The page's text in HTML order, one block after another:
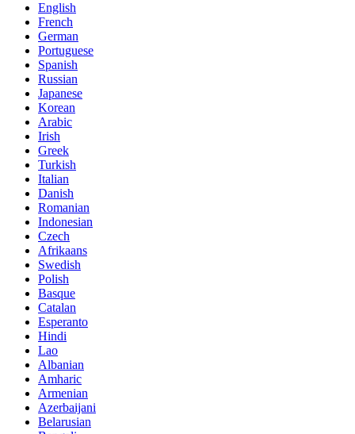
English
French
German
Portuguese
Spanish
Russian
Japanese
Korean
Arabic
Irish
Greek
Turkish
Italian
Danish
Romanian
Indonesian
Czech
Afrikaans
Swedish
Polish
Basque
Catalan
Esperanto
Hindi
Lao
Albanian
Amharic
Armenian
Azerbaijani
Belarusian